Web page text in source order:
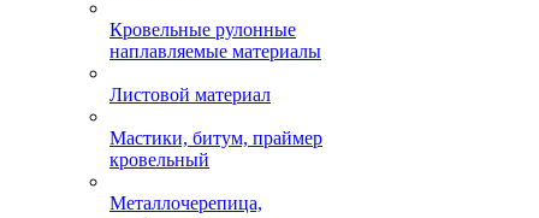
Кровельные рулонные
наплавляемые материалы
Листовой материал
Мастики, битум, праймер
кровельный
Металлочерепица,